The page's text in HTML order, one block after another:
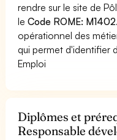
rendre sur le site de
leCode ROME: M1402
opérationnel des
qui permet d'identifier
Emploi
Diplômes et
Responsable